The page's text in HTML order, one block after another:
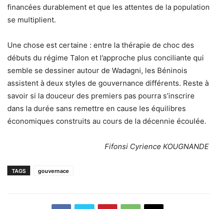
financées durablement et que les attentes de la population
se multiplient.
Une chose est certaine : entre la thérapie de choc des
débuts du régime Talon et l’approche plus conciliante qui
semble se dessiner autour de Wadagni, les Béninois
assistent à deux styles de gouvernance différents. Reste à
savoir si la douceur des premiers pas pourra s’inscrire
dans la durée sans remettre en cause les équilibres
économiques construits au cours de la décennie écoulée.
Fifonsi Cyrience KOUGNANDE
TAGS gouvernace